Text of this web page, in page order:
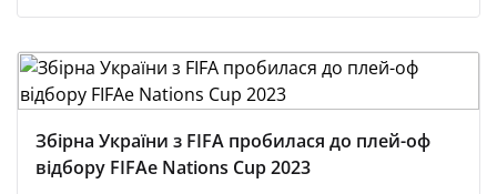
в команди Бельгії з рахунком 4:3 (2:3, 2:0).
Збірна України з FIFA пробилася до плей-оф
відбору FIFAe Nations Cup 2023